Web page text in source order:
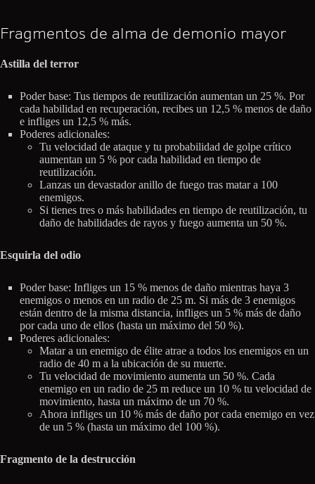
Fragmentos de alma de demonio mayor
Astilla del terror
Poder base: Tus tiempos de reutilización aumentan un 25 %. Por
cada habilidad en recuperación, recibes un 12,5 % menos de daño
e infliges un 12,5 % más.
Poderes adicionales:
Tu velocidad de ataque y tu probabilidad de golpe crítico
aumentan un 5 % por cada habilidad en tiempo de
reutilización.
Lanzas un devastador anillo de fuego tras matar a 100
enemigos.
Si tienes tres o más habilidades en tiempo de reutilización, tu
daño de habilidades de rayos y fuego aumenta un 50 %.
Esquirla del odio
Poder base: Infliges un 15 % menos de daño mientras haya 3
enemigos o menos en un radio de 25 m. Si más de 3 enemigos
están dentro de la misma distancia, infliges un 5 % más de daño
por cada uno de ellos (hasta un máximo del 50 %).
Poderes adicionales:
Matar a un enemigo de élite atrae a todos los enemigos en un
radio de 40 m a la ubicación de su muerte.
Tu velocidad de movimiento aumenta un 50 %. Cada
enemigo en un radio de 25 m reduce un 10 % tu velocidad de
movimiento, hasta un máximo de un 70 %.
Ahora infliges un 10 % más de daño por cada enemigo en vez
de un 5 % (hasta un máximo del 100 %).
Fragmento de la destrucción